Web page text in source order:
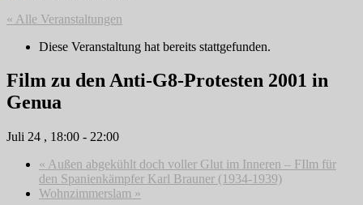
« Alle Veranstaltungen
Diese Veranstaltung hat bereits stattgefunden.
Film zu den Anti-G8-Protesten 2001 in
Genua
Juli 24 , 18:00 - 22:00
« Außen abgekühlt doch voller Glut im Inneren – FIlm für
den Spanienkämpfer Karl Brauner (1934-1939)
Wohnzimmerslam »